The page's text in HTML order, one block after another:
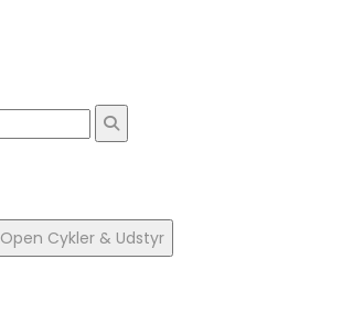
Open Cykler & Udstyr